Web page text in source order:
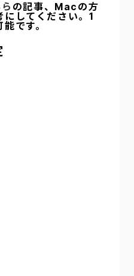
の記事、Macの方
にしてください。1
です。